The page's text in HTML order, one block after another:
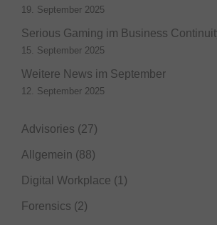
19. September 2025
Serious Gaming im Business
15. September 2025
Weitere News im September
12. September 2025
Advisories (27)
Allgemein (88)
Digital Workplace (1)
Forensics (2)